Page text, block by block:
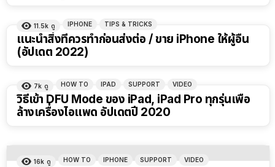
11.5k ดู IPHONE TIPS & TRICKS
แนะนำสิ่งที่ควรทำก่อนส่งต่อ / ขาย iPhone ให้ผู้อื่น
(อัปเดต 2022)
7k ดู HOW TO IPAD SUPPORT VIDEO
วิธีเข้า DFU Mode ของ iPad, iPad Pro ทุกรุ่นเพื่อ
ล้างเครื่องไอแพด อัปเดตปี 2020
16k ดู HOW TO IPHONE SUPPORT VIDEO